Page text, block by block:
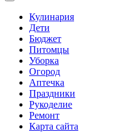
Женский журнал
Кулинария
Дети
Бюджет
Питомцы
Уборка
Огород
Аптечка
Праздники
Рукоделие
Ремонт
Карта сайта